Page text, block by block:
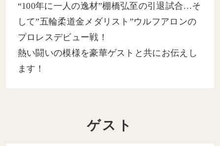
“100年に一人の逸材”棚橋弘至の引退試合…そ
して”五輪柔道金メダリスト”ウルフアロンの
プロレスデビュー戦！
熱い闘いの模様を豪華ゲストと共にお伝えし
ます！
ゲスト